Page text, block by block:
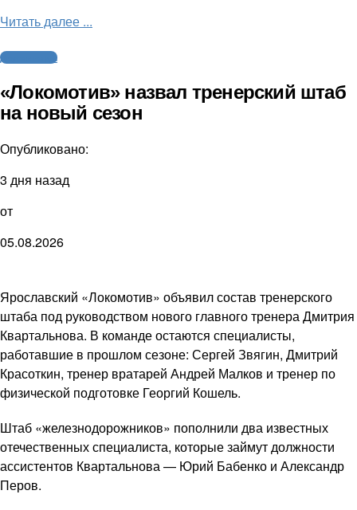
Читать далее ...
Другие виды
«Локомотив» назвал тренерский штаб
на новый сезон
Опубликовано:
3 дня назад
от
05.08.2026
Ярославский «Локомотив» объявил состав тренерского
штаба под руководством нового главного тренера Дмитрия
Квартальнова. В команде остаются специалисты,
работавшие в прошлом сезоне: Сергей Звягин, Дмитрий
Красоткин, тренер вратарей Андрей Малков и тренер по
физической подготовке Георгий Кошель.
Штаб «железнодорожников» пополнили два известных
отечественных специалиста, которые займут должности
ассистентов Квартальнова — Юрий Бабенко и Александр
Перов.